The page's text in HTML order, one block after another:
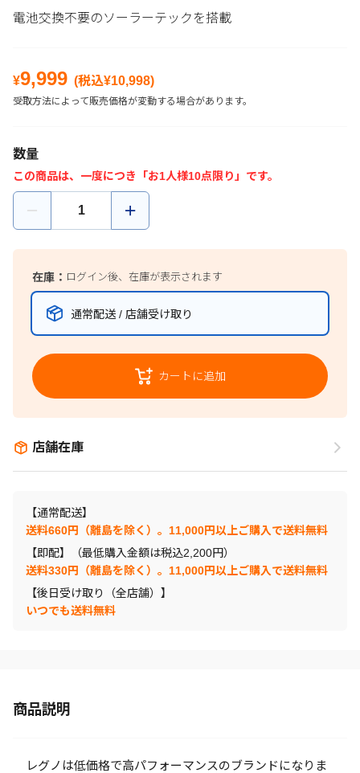
電池交換不要のソーラーテックを搭載
¥9,999 (税込¥10,998)
受取方法によって販売価格が変動する場合があります。
数量
この商品は、一度につき「お1人様10点限り」です。
在庫： ログイン後、在庫が表示されます
通常配送 / 店舗受け取り
カートに追加
店舗在庫
【通常配送】
送料660円（離島を除く）。11,000円以上ご購入で送料無料
【即配】（最低購入金額は税込2,200円）
送料330円（離島を除く）。11,000円以上ご購入で送料無料
【後日受け取り（全店舗）】
いつでも送料無料
商品説明
レグノは低価格で高パフォーマンスのブランドになりま